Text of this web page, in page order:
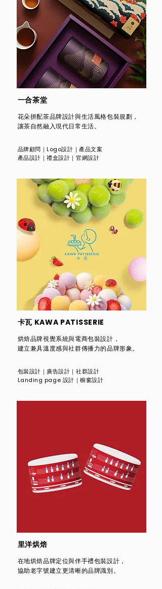
一合茶堂
花朵拼配茶品牌設計與生活風格包裝規劃，
讓茶自然融入現代日常生活。
品牌顧問 ｜Logo設計 ｜產品文案
產品設計 ｜禮盒設計 ｜官網設計
卡瓦 KAWA PATISSERIE
烘焙品牌視覺系統與電商包裝設計，
建立兼具溫度感與社群傳播力的品牌形象。
包裝設計 ｜ 廣告設計 ｜社群設計
Landing page 設計 ｜櫥窗設計
里洋烘焙
在地烘焙品牌定位與伴手禮包裝設計，
協助老字號建立更清晰的品牌識別。